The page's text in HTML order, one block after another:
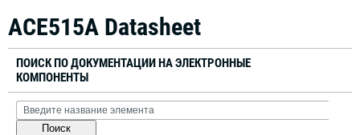
ACE515A Datasheet
ПОИСК ПО ДОКУМЕНТАЦИИ НА ЭЛЕКТРОННЫЕ
КОМПОНЕНТЫ
Поиск